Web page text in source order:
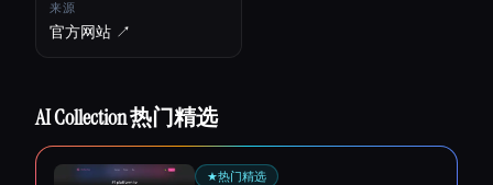
来源
官方网站 ↗︎
AI Collection 热门精选
★热门精选